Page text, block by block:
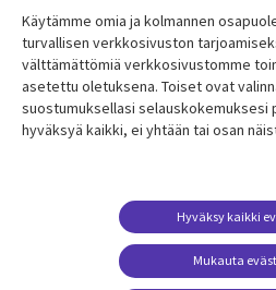
Resurssikeskus
Library
FINLAND
Asiakastarinat
Media
FINLAND
Käytämme omia ja kolmannen
turvallisen verkkosivuston
välttämättömiä verkkosivustomme
asetettu oletuksena. Toiset ovat
suostumuksellasi selauskokemuksesi
hyväksyä kaikki, ei yhtään tai osan
Mukauta
Hyväksy kaikki